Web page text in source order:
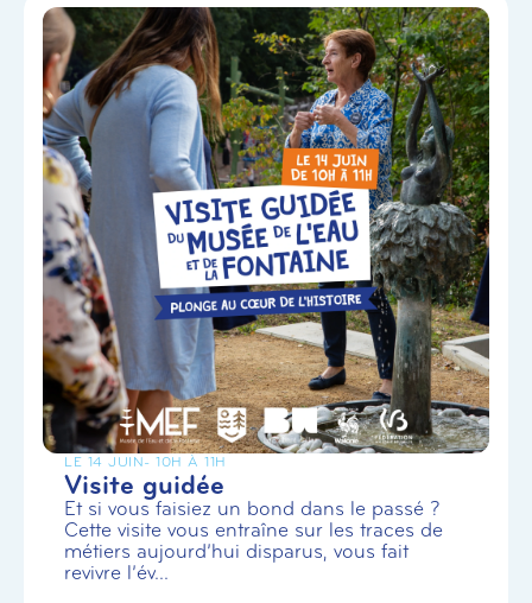
LE 14 JUIN- 10H À 11H
Visite guidée
Et si vous faisiez un bond dans le passé ?
Cette visite vous entraîne sur les traces de
métiers aujourd’hui disparus, vous fait
revivre l’év...